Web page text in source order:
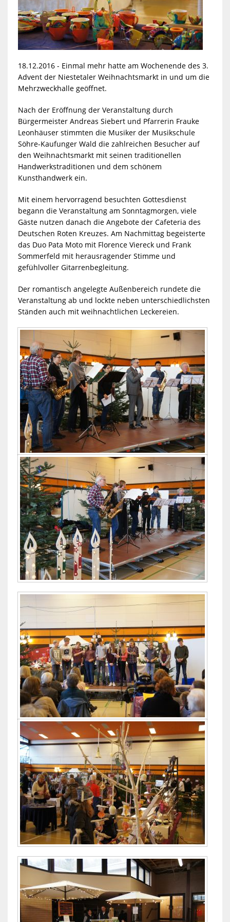
18.12.2016 - Einmal mehr hatte am Wochenende des 3.
Advent der Niestetaler Weihnachtsmarkt in und um die
Mehrzweckhalle geöffnet.
Nach der Eröffnung der Veranstaltung durch
Bürgermeister Andreas Siebert und Pfarrerin Frauke
Leonhäuser stimmten die Musiker der Musikschule
Söhre-Kaufunger Wald die zahlreichen Besucher auf
den Weihnachtsmarkt mit seinen traditionellen
Handwerkstraditionen und dem schönem
Kunsthandwerk ein.
Mit einem hervorragend besuchten Gottesdienst
begann die Veranstaltung am Sonntagmorgen, viele
Gäste nutzen danach die Angebote der Cafeteria des
Deutschen Roten Kreuzes. Am Nachmittag begeisterte
das Duo Pata Moto mit Florence Viereck und Frank
Sommerfeld mit herausragender Stimme und
gefühlvoller Gitarrenbegleitung.
Der romantisch angelegte Außenbereich rundete die
Veranstaltung ab und lockte neben unterschiedlichsten
Ständen auch mit weihnachtlichen Leckereien.